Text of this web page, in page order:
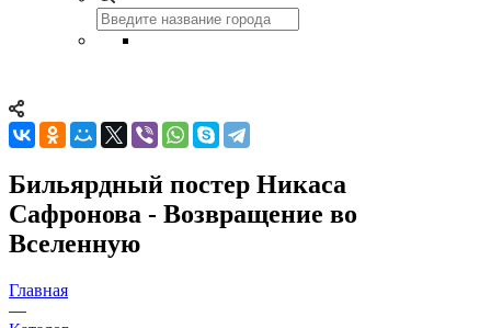
Бильярдный постер Никаса
Сафронова - Возвращение во
Вселенную
Главная
—